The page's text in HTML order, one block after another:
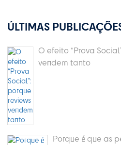
ÚLTIMAS
O efeito “Prova
vendem tanto
Porque é que as